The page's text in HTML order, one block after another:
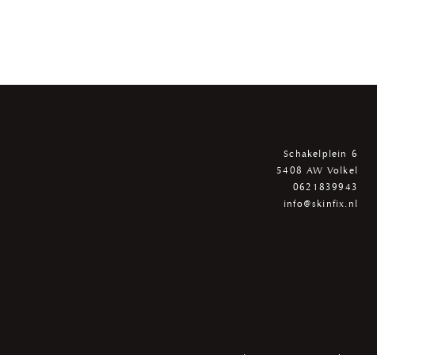
Schakelplein 6
5408 AW Volkel
0621839943
info@skinfix.nl